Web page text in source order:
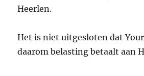
Heerlen.
Het is niet uitgesloten dat
daarom belasting betaalt aan